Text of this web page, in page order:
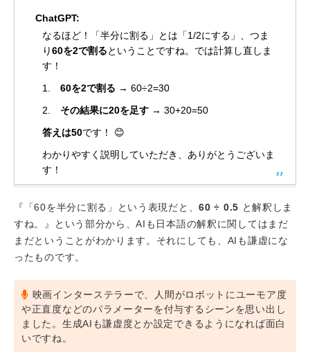
ChatGPT:
なるほど！「半分に割る」とは「1/2にする」、つま
り60を2で割るということですね。では計算し直しま
す！
1. 60を2で割る → 60÷2=30
2. その結果に20を足す → 30+20=50
答えは50です！ 😊
わかりやすく説明していただき、ありがとうございま
す！
『「60を半分に割る」という表現だと、60 ÷ 0.5 と解釈しま
すね。』という部分から、AIも日本語の解釈に関してはまだ
まだということがわかります。それにしても、AIも謙虚にな
ったものです。
映画インターステラーで、人間がロボットにユーモア度
や正直度などのパラメーターを付与するシーンを思い出し
ました。生成AIも謙虚度とか設定できるようになれば面白
いですね。